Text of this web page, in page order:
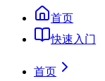
首页
快速入门
首页